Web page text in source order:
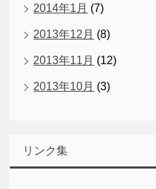
2014年1月 (7)
2013年12月 (8)
2013年11月 (12)
2013年10月 (3)
リンク集